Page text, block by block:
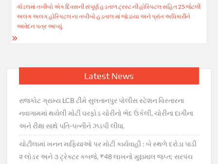
ગોંડલમાં તબીબો એક દિવસની સંપૂર્ણ હડતાળ ટ્રસ્ટ ની હોસ્પિટલ સહિત 25 જેટલી
અલગ અલગ હોસ્પિટલ ના તબીબો હડતાલ માં જોડાયા અને પ્રાંત અધિકારીને
આવેદન પત્ર આપ્યું.
Latest News
રાજકોટ ગ્રામ્ય LCB ટીમે સુલતાનપુર પોલીસ સ્ટેશન વિસ્તારના
નવાગામમાં થયેલી મોટી ઘરફોડ ચોરીનો ભેદ ઉકેલી, ચોરીના દાગીના
અને રીક્ષા સાથે પતિ-પત્નીને ઝડપી લીધા.
ચોટીલામાં ખનન માફિયાઓ પર મોટી કાર્યવાહી : બે સ્થળે દરોડા પાડી
૨ લોડર અને ૩ ટ્રેક્ટર કબજે, ₹48 લાખનો મુદ્દામાલ જપ્ત; સરપંચ